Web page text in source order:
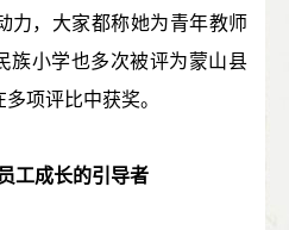
力，大家都称她为青年教师
族小学也多次被评为蒙山县
项评比中获奖。
工成长的引导者